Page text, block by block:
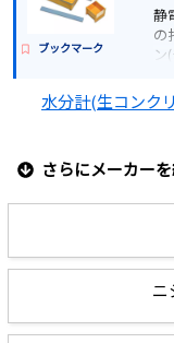
ブックマーク
静
の
ン
水分計(生コンク
さらにメーカー
ニ